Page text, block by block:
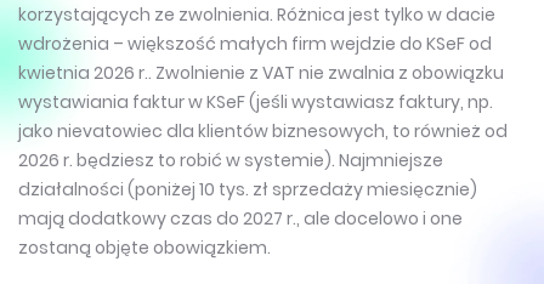
korzystających ze zwolnienia. Różnica jest tylko w dacie
wdrożenia – większość małych firm wejdzie do KSeF od
kwietnia 2026 r.. Zwolnienie z VAT nie zwalnia z obowiązku
wystawiania faktur w KSeF (jeśli wystawiasz faktury, np.
jako nievatowiec dla klientów biznesowych, to również od
2026 r. będziesz to robić w systemie). Najmniejsze
działalności (poniżej 10 tys. zł sprzedaży miesięcznie)
mają dodatkowy czas do 2027 r., ale docelowo i one
zostaną objęte obowiązkiem.